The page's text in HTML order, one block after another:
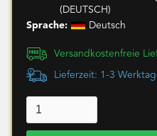
(DEUTSCH)
Sprache:
Deutsch
Versandkostenfreie
Lieferzeit: 1-3